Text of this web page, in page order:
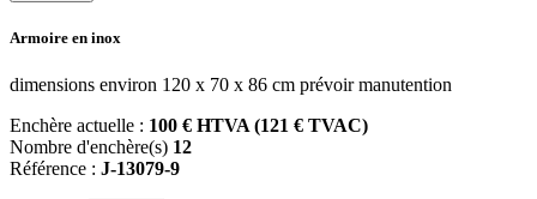
Armoire en inox
dimensions environ 120 x 70 x 86 cm prévoir manutention
Enchère actuelle : 100 € HTVA (121 € TVAC)
Nombre d'enchère(s) 12
Référence : J-13079-9